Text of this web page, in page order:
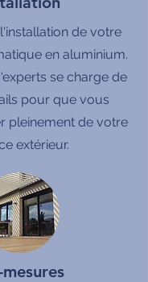
de votre
en aluminium.
se charge de
pour que vous
pleinement de votre
extérieur.
mesures